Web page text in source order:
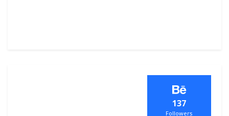
137
Followers